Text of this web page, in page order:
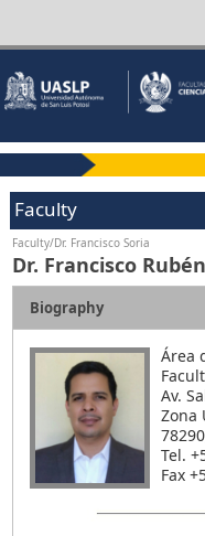
Faculty
Faculty/Dr. Francisco Soria
Dr. Francisco
Biography
Área
Av.
Zona
Tel.
Fax